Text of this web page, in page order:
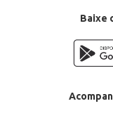
Baixe